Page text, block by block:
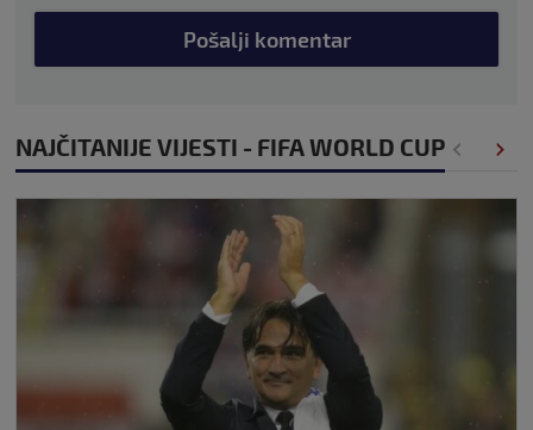
Pošalji komentar
NAJČITANIJE VIJESTI - FIFA WORLD CUP